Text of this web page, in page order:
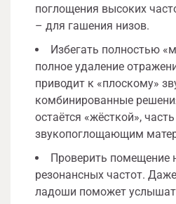
поглощения высоких
– для гашения низов.
Избегать полностью
полное удаление
приводит к «плоскому»
комбинированные
остаётся «жёсткой»,
звукопоглощающим
Проверить помещение
резонансных частот.
ладоши поможет